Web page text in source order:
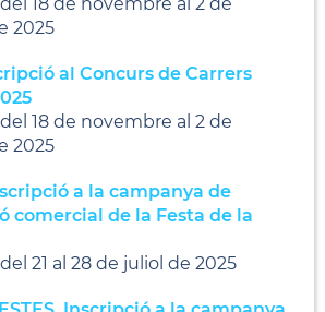
2025
al Concurs de Carrers
18 de novembre al 2 de
2025
a la campanya de
comercial de la Festa de la
21 al 28 de juliol de 2025